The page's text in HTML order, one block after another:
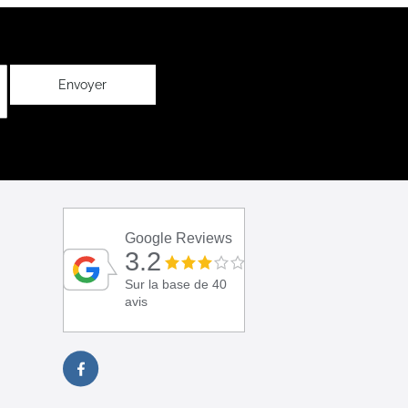
Envoyer
Google Reviews
3.2
Sur la base de 40
avis